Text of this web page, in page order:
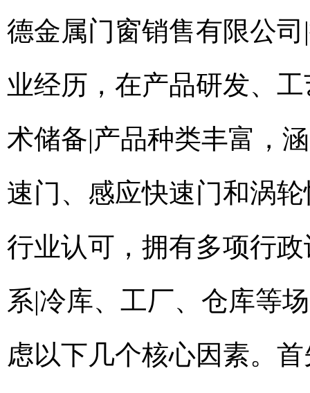
德金属门窗销售有限公
业经历，在产品研发、
术储备|产品种类丰富，
速门、感应快速门和涡
行业认可，拥有多项行
系|冷库、工厂、仓库等
虑以下几个核心因素。